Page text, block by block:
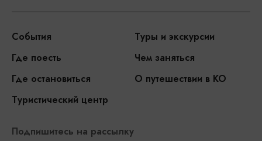
События
Туры и экскурсии
Где поесть
Чем заняться
Где остановиться
О путешествии в КО
Туристический центр
Подпишитесь на рассылку